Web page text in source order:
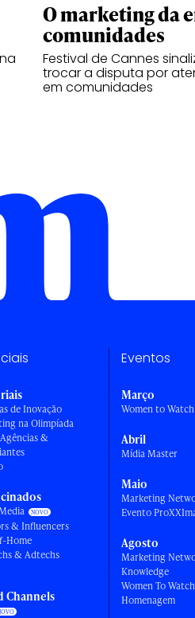
O marketing da
comunidades
Festival de Cannes
trocar a disputa por
em comunidades
de Inovação
na Olimpíada
&
& Influencers
Home
& Adtechs
Channels
Eventos
Março
Women to
Abril
Mídia Master
Maio
Marketing
Evento
Agosto
Marketing
Knowledge
Women To
Homenagem